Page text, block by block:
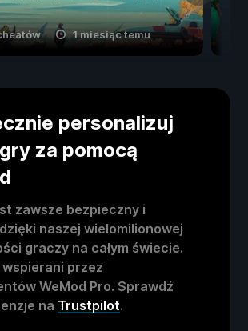
1 miesiąc temu
personalizuj
za pomocą
zawsze bezpieczny i
naszej wielomilionowej
graczy na całym świecie.
przez
WeMod Pro. Sprawdź
na Trustpilot.